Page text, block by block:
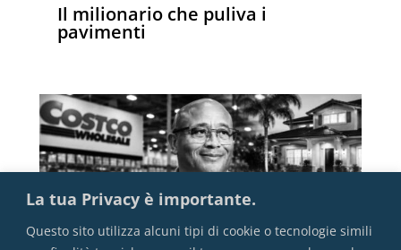
La tua Privacy è importante.
Questo sito utilizza alcuni tipi di cookie o tecnologie simili
Il milionario che puliva i
pavimenti